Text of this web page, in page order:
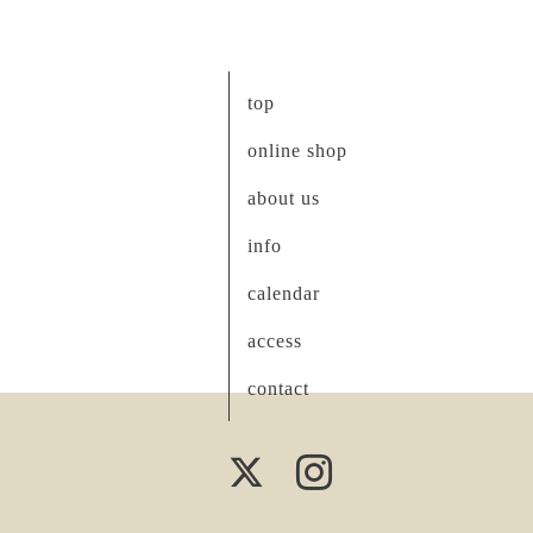
top
online shop
about us
info
calendar
access
contact